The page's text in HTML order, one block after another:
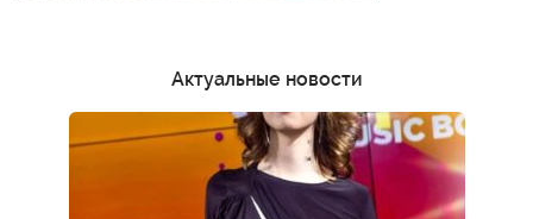
Актуальные новости